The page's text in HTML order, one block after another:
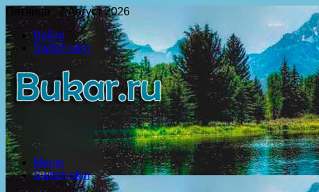
Пятница , 7 Август 2026
Войти
Switch skin
Меню
Switch skin